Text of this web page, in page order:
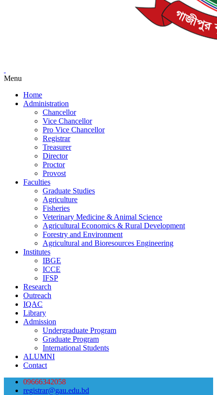
Menu
Home
Administration
Chancellor
Vice Chancellor
Pro Vice Chancellor
Registrar
Treasurer
Director
Proctor
Provost
Faculties
Graduate Studies
Agriculture
Fisheries
Veterinary Medicine & Animal Science
Agricultural Economics & Rural Development
Forestry and Environment
Agricultural and Bioresources Engineering
Institutes
IBGE
ICCE
IFSP
Research
Outreach
IQAC
Library
Admission
Undergraduate Program
Graduate Program
International Students
ALUMNI
Contact
09666342058
registrar@gau.edu.bd